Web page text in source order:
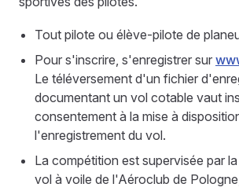
Tout pilote ou élève-pilote de
Pour s'inscrire, s'enregistrer sur
Le téléversement d'un fichier
documentant un vol cotable vaut
consentement à la mise à
l'enregistrement du vol.
La compétition est supervisée par
vol à voile de l'Aéroclub de